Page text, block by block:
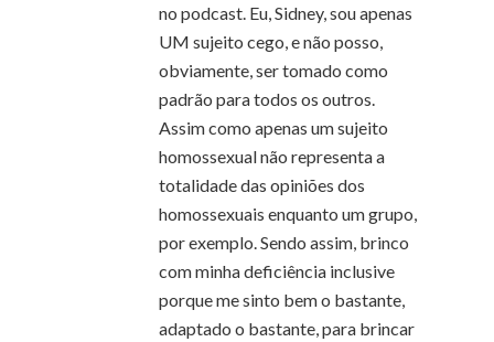
no podcast. Eu, Sidney, sou apenas
UM sujeito cego, e não posso,
obviamente, ser tomado como
padrão para todos os outros.
Assim como apenas um sujeito
homossexual não representa a
totalidade das opiniões dos
homossexuais enquanto um grupo,
por exemplo. Sendo assim, brinco
com minha deficiência inclusive
porque me sinto bem o bastante,
adaptado o bastante, para brincar